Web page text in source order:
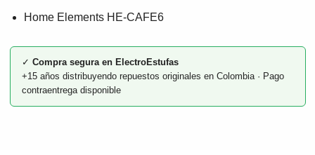
Home Elements HE-CAFE6
✓ Compra segura en ElectroEstufas
+15 años distribuyendo repuestos originales en Colombia · Pago
contraentrega disponible